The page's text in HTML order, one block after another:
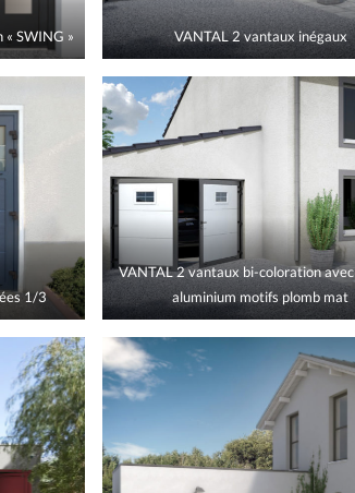
SWING » VANTAL 2 vantaux inégaux
1/3
VANTAL 2 vantaux bi-coloration
aluminium motifs plomb mat